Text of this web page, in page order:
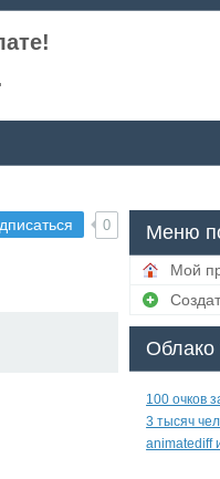
0 Меню
Мой
Облако
100 очков
3 тысяч
animatediff